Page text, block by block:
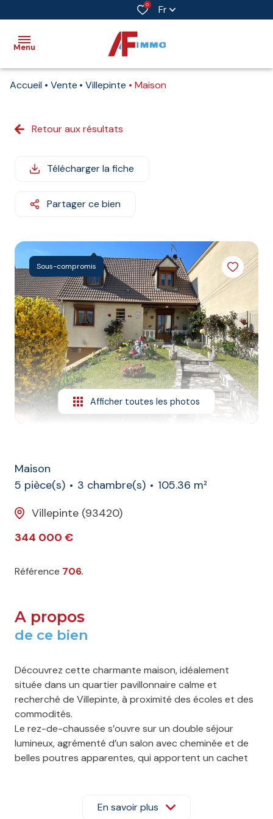
0 Fr
Menu
Vente
professionnel
vendus
neuf
Estimation
L'agence
Contact
Accueil Vente Villepinte Maison
Retour aux résultats
Télécharger la fiche
Partager ce bien
Sous-compromis
Afficher toutes les photos
Maison
5 pièce(s)
3 chambre(s)
105.36 m²
Villepinte (93420)
344 000 €
Référence 706.
A propos
de ce bien
Découvrez cette charmante maison, idéalement
située dans un quartier pavillonnaire calme et
recherché de Villepinte, à proximité des écoles et des
commodités.
Le rez-de-chaussée s’ouvre sur un double séjour
lumineux, agrémenté d’un salon avec cheminée et de
belles poutres apparentes, qui apportent un cachet
chambre spacieuse
trois chambres
En savoir plus